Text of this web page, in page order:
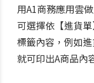
用A1商務應用雲
可選擇依【進貨
標籤內容，例如
就可印出A商品內